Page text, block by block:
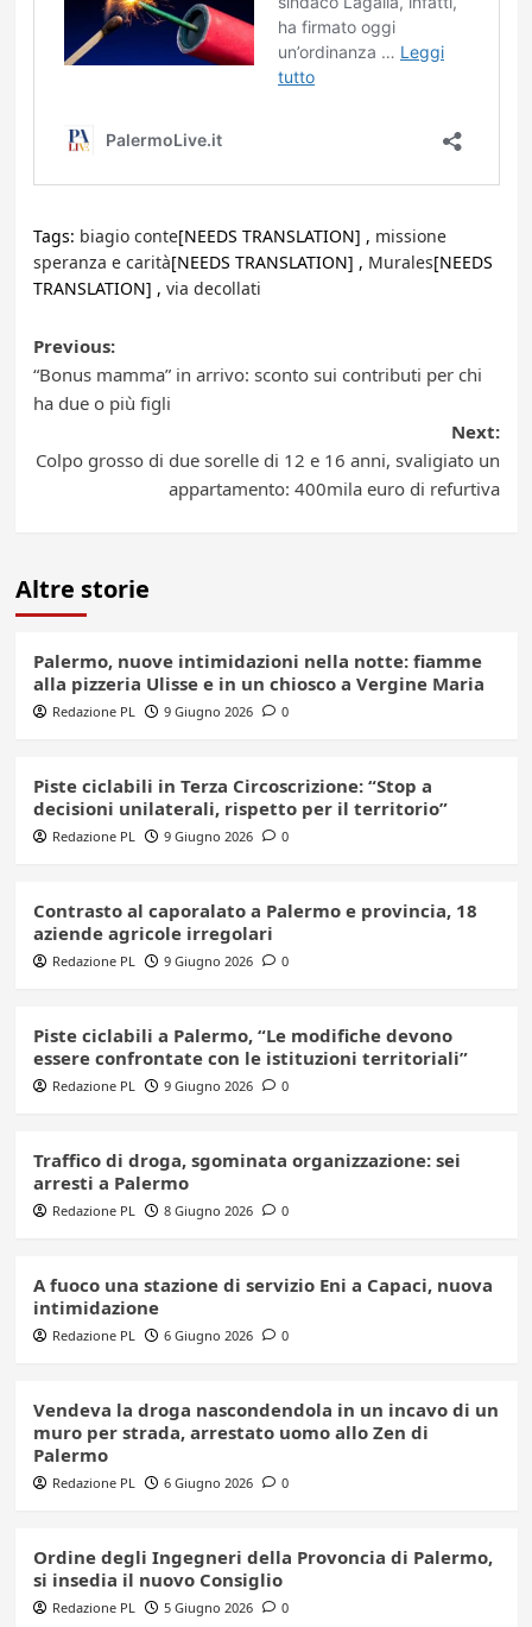
Tags: biagio conte[NEEDS TRANSLATION] , missione
speranza e carità[NEEDS TRANSLATION] , Murales[NEEDS
TRANSLATION] , via decollati
Post
navigation
Previous:
“Bonus mamma” in arrivo: sconto sui contributi per chi
ha due o più figli
Next:
Colpo grosso di due sorelle di 12 e 16 anni, svaligiato un
appartamento: 400mila euro di refurtiva
Altre storie
Palermo, nuove intimidazioni nella notte: fiamme
alla pizzeria Ulisse e in un chiosco a Vergine Maria
Redazione PL 9 Giugno 2026 0
Piste ciclabili in Terza Circoscrizione: “Stop a
decisioni unilaterali, rispetto per il territorio”
Redazione PL 9 Giugno 2026 0
Contrasto al caporalato a Palermo e provincia, 18
aziende agricole irregolari
Redazione PL 9 Giugno 2026 0
Piste ciclabili a Palermo, “Le modifiche devono
essere confrontate con le istituzioni territoriali”
Redazione PL 9 Giugno 2026 0
Traffico di droga, sgominata organizzazione: sei
arresti a Palermo
Redazione PL 8 Giugno 2026 0
A fuoco una stazione di servizio Eni a Capaci, nuova
intimidazione
Redazione PL 6 Giugno 2026 0
Vendeva la droga nascondendola in un incavo di un
muro per strada, arrestato uomo allo Zen di
Palermo
Redazione PL 6 Giugno 2026 0
Ordine degli Ingegneri della Provoncia di Palermo,
si insedia il nuovo Consiglio
Redazione PL 5 Giugno 2026 0